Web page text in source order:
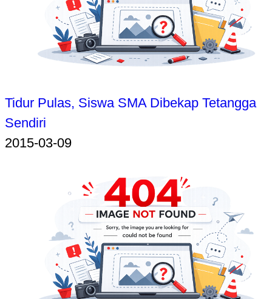
Tidur Pulas, Siswa SMA Dibekap Tetangga
Sendiri
2015-03-09